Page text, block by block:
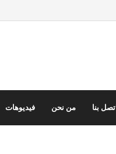
اتصل بنا من نحن فيديوهات